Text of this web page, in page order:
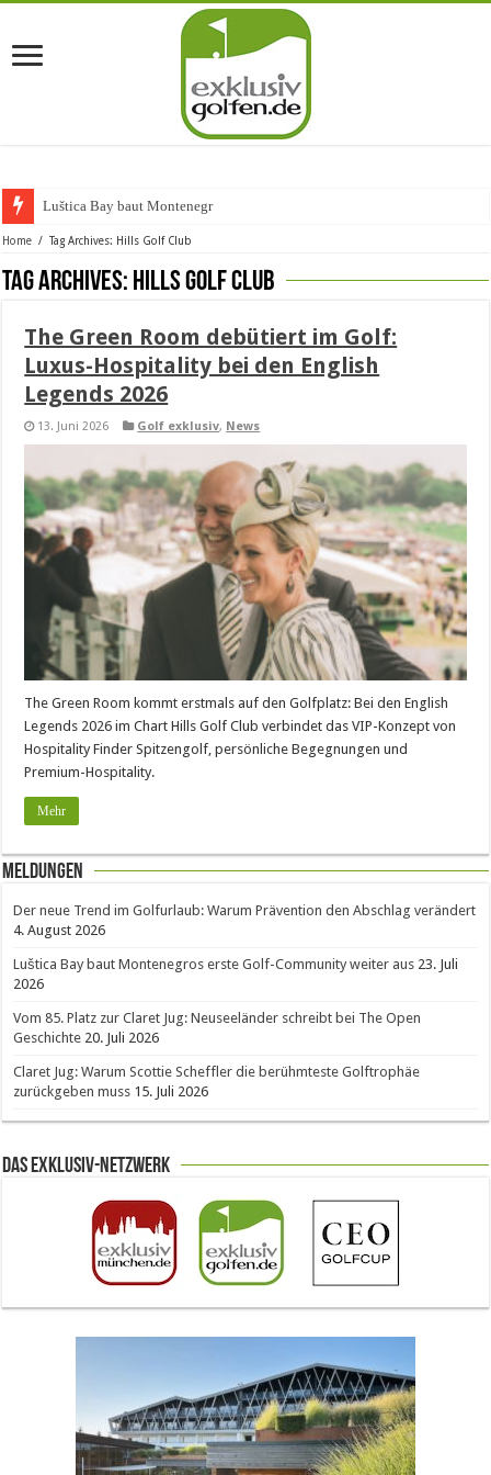
Luštica Bay baut Montenegros ers
Home / Tag Archives: Hills Golf Club
Tag Archives: Hills Golf Club
The Green Room debütiert im Golf:
Luxus-Hospitality bei den English
Legends 2026
13. Juni 2026 Golf exklusiv, News
The Green Room kommt erstmals auf den Golfplatz: Bei den English
Legends 2026 im Chart Hills Golf Club verbindet das VIP-Konzept von
Hospitality Finder Spitzengolf, persönliche Begegnungen und
Premium-Hospitality.
Mehr
Meldungen
Der neue Trend im Golfurlaub: Warum Prävention den Abschlag verändert
4. August 2026
Luštica Bay baut Montenegros erste Golf-Community weiter aus 23. Juli
2026
Vom 85. Platz zur Claret Jug: Neuseeländer schreibt bei The Open
Geschichte 20. Juli 2026
Claret Jug: Warum Scottie Scheffler die berühmteste Golftrophäe
zurückgeben muss 15. Juli 2026
Das Exklusiv-Netzwerk